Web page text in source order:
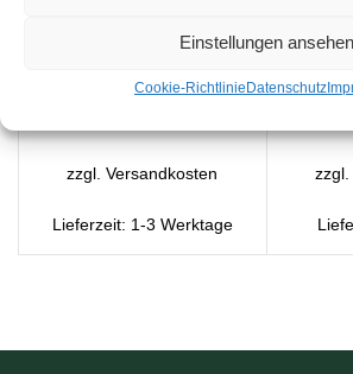
Einstellungen ansehen
Cookie-RichtlinieDatenschutz
zzgl.Versandkosten
Lieferzeit: 1-3 Werktage
zzgl.